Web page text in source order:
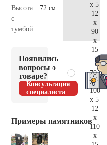
Высота
с
тумбой
72 см.
Появились
вопросы о
товаре?
Консультация
специалиста
Примеры памятников
x 5
12
x
90
x
15
70
x
100
x 5
12
x
110
x